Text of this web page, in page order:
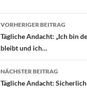
VORHERIGER BEITRAG
Tägliche Andacht: „Ich bin
bleibt und ich…
NÄCHSTER BEITRAG
Tägliche Andacht: